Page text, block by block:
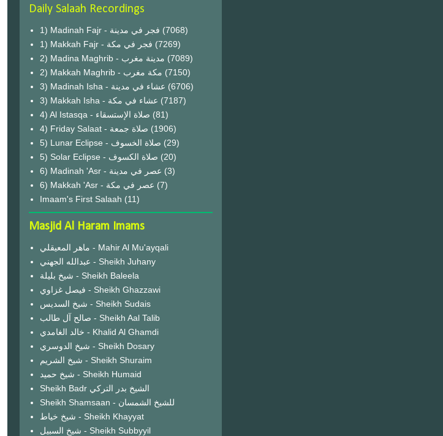
Daily Salaah Recordings
1) Madinah Fajr - فجر في مدينة (7068)
1) Makkah Fajr - فجر في مكة (7269)
2) Madina Maghrib - مدينة مغرب (7089)
2) Makkah Maghrib - مكة مغرب (7150)
3) Madinah Isha - عشاء في مدينة (6706)
3) Makkah Isha - عشاء في مكة (7187)
4) Al Istasqa - صلاة الإستسقاء (81)
4) Friday Salaat - صلاة جمعة (1906)
5) Lunar Eclipse - صلاة الخسوف (29)
(20)
6) Madinah 'Asr - عصر في مدينة (3)
6) Makkah 'Asr - عصر في مكة (7)
Imaam's First Salaah (11)
Masjid Al Haram Imams
ماهر المعيقلي - Mahir Al Mu'ayqali
عبدالله الجهني - Sheikh Juhany
شيخ بليلة - Sheikh Baleela
فيصل غزاوي - Sheikh Ghazzawi
شيخ السديس - Sheikh Sudais
صالح آل طالب - Sheikh Aal Talib
خالد الغامدي - Khalid Al Ghamdi
شيخ الدوسري - Sheikh Dosary
شيخ الشريم - Sheikh Shuraim
شيخ حميد - Sheikh Humaid
Sheikh Badr الشيخ بدر التركي
Sheikh Shamsaan - للشيخ الشمسان
شيخ خياط - Sheikh Khayyat
شيخ السبيل - Sheikh Subbyyil